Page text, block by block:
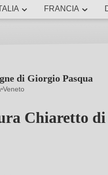
FRANCIA
di Giorgio Pasqua
Veneto
Chiaretto
Ricerca avanzata
regione, cantina o